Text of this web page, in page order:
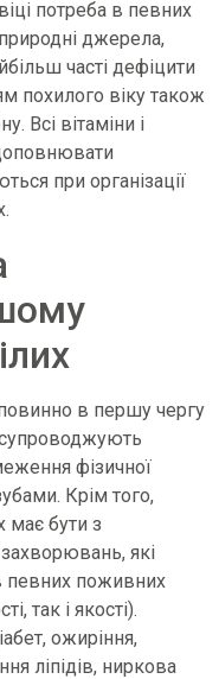
потреба в певних
природні джерела,
часті дефіцити
похилого віку також
Всі вітаміни і
при організації
в першу чергу
фізичної
Крім того,
має бути з
які
певних поживних
так і якості).
ожиріння,
ліпідів, ниркова